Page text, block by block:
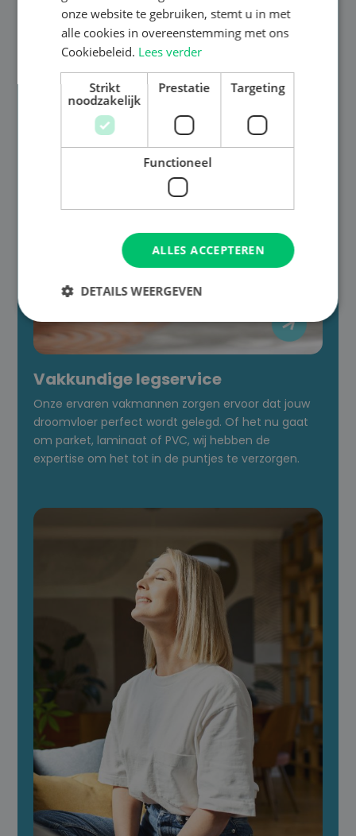

Vakkundige legservice
Onze ervaren vakmannen zorgen ervoor dat jouw
droomvloer perfect wordt gelegd. Of het nu gaat
om parket, laminaat of PVC, wij hebben de
expertise om het tot in de puntjes te verzorgen.
onze website te gebruiken, stemt u in met
alle cookies in overeenstemming met ons
Cookiebeleid. Lees verder
Strikt
noodzakelijk
Prestatie Targeting
Functioneel
ALLES ACCEPTEREN
DETAILS WEERGEVEN